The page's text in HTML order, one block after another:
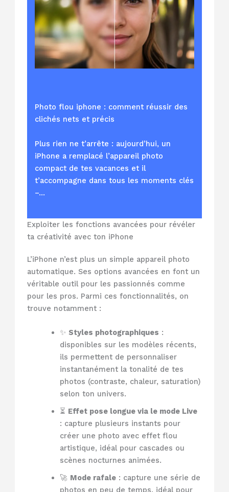
Photo flou iphone : comment réussir des
clichés nets et précis
Plus rien ne t’arrête : aujourd’hui, un
iPhone a remplacé l’appareil photo
compact de tes vacances et il
t’accompagne dans tous les moments clés
–…
Exploiter les fonctions avancées pour révéler
ta créativité avec ton iPhone
L’iPhone n’est plus un simple appareil photo
automatique. Ses options avancées en font un
véritable outil pour les passionnés comme
pour les pros. Parmi ces fonctionnalités, on
trouve notamment :
✨ Styles photographiques :
disponibles sur les modèles récents,
ils permettent de personnaliser
instantanément la tonalité de tes
photos (contraste, chaleur, saturation)
selon ton univers.
⏳ Effet pose longue via le mode Live
: capture plusieurs instants pour
créer une photo avec effet flou
artistique, idéal pour cascades ou
scènes nocturnes animées.
🚀 Mode rafale: capture une série de
photos en peu de temps, idéal pour